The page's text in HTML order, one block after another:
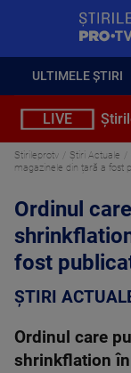
ULTIMELE ȘTIRI
LIVE
Stirileprotv Știri Actuale
magazinele din țară a fost
Ordinul
fost
ȘTIRI
Ordinul care
shrinkflation